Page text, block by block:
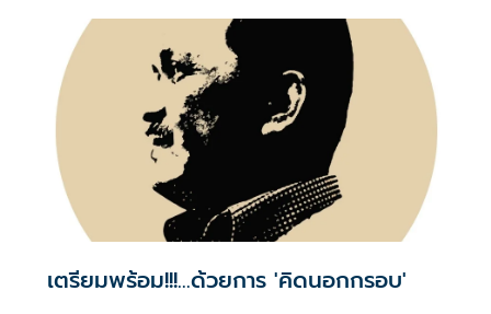
หลายอย่างที่ไม่ดี
เตรียมพร้อม!!!...ด้วยการ 'คิดนอกกรอบ'